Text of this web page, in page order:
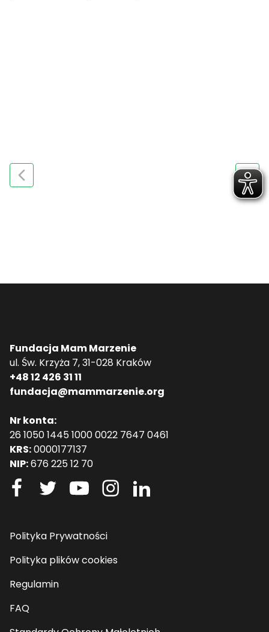
Fundacja Mam Marzenie
ul. Św. Krzyża 7, 31-028 Kraków
+48 12 426 31 11
fundacja@mammarzenie.org
Nr konta:
26 1050 1445 1000 0022 7647 0461
KRS:0000177137
NIP:676 225 12 70
Polityka Prywatności
Polityka plików cookies
Regulamin
FAQ